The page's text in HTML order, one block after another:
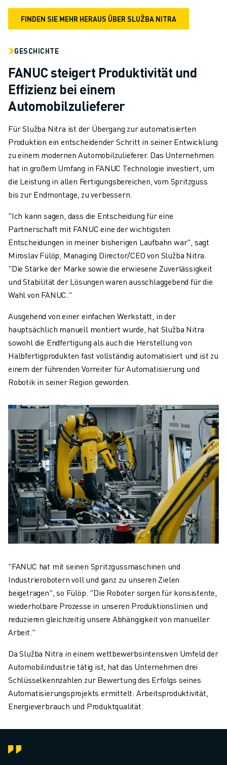
FINDEN SIE MEHR HERAUS ÜBER SLUŽBA NITRA
GESCHICHTE
FANUC steigert Produktivität und
Effizienz bei einem
Automobilzulieferer
Für Služba Nitra ist der Übergang zur automatisierten
Produktion ein entscheidender Schritt in seiner Entwicklung
zu einem modernen Automobilzulieferer. Das Unternehmen
hat in großem Umfang in FANUC Technologie investiert, um
die Leistung in allen Fertigungsbereichen, vom Spritzguss
bis zur Endmontage, zu verbessern.
"Ich kann sagen, dass die Entscheidung für eine
Partnerschaft mit FANUC eine der wichtigsten
Entscheidungen in meiner bisherigen Laufbahn war", sagt
Miroslav Fülöp, Managing Director/CEO von Služba Nitra.
"Die Stärke der Marke sowie die erwiesene Zuverlässigkeit
und Stabilität der Lösungen waren ausschlaggebend für die
Wahl von FANUC."
Ausgehend von einer einfachen Werkstatt, in der
hauptsächlich manuell montiert wurde, hat Služba Nitra
sowohl die Endfertigung als auch die Herstellung von
Halbfertigprodukten fast vollständig automatisiert und ist zu
einem der führenden Vorreiter für Automatisierung und
Robotik in seiner Region geworden.
"FANUC hat mit seinen Spritzgussmaschinen und
Industrierobotern voll und ganz zu unseren Zielen
beigetragen", so Fülöp. "Die Roboter sorgen für konsistente,
wiederholbare Prozesse in unseren Produktionslinien und
reduzieren gleichzeitig unsere Abhängigkeit von manueller
Arbeit."
Da Služba Nitra in einem wettbewerbsintensiven Umfeld der
Automobilindustrie tätig ist, hat das Unternehmen drei
Schlüsselkennzahlen zur Bewertung des Erfolgs seines
Automatisierungsprojekts ermittelt: Arbeitsproduktivität,
Energieverbrauch und Produktqualität.